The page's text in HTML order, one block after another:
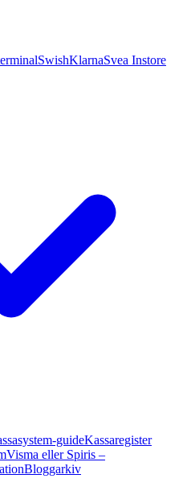
SwishKlarnaSvea Instore
guideKassaregister
Visma eller Spiris –
Bloggarkiv